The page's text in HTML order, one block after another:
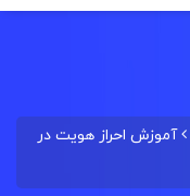
آموزش احراز هویت در